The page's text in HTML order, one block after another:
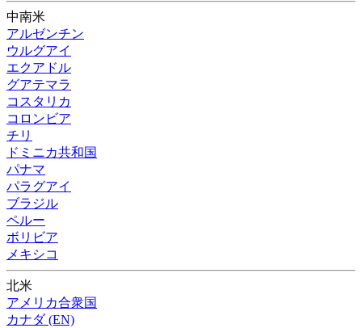
中南米
アルゼンチン
ウルグアイ
エクアドル
グアテマラ
コスタリカ
コロンビア
チリ
ドミニカ共和国
パナマ
パラグアイ
ブラジル
ペルー
ボリビア
メキシコ
北米
アメリカ合衆国
カナダ (EN)